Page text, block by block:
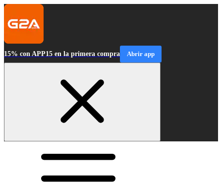
15% con APP15 en la primera compra Abrir app